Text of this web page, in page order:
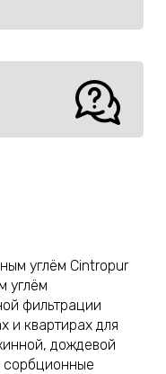
углём Cintropur
углём
фильтрации
и квартирах для
дождевой
сорбционные